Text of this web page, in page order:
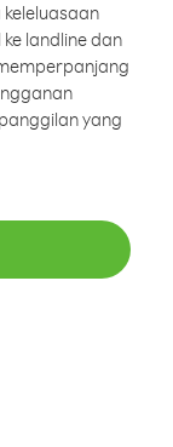
landline dan
yang